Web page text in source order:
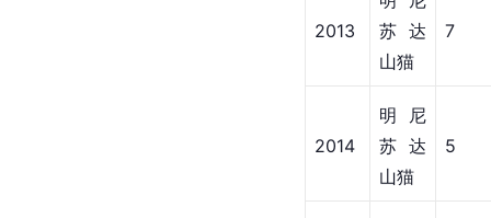
2013
苏达
山猫
7
2014
明尼
苏达
山猫
5